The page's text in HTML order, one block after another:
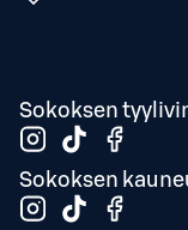
Sokoksen
Sokoksen